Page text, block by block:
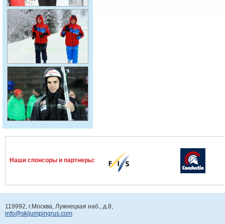
Наши спонcоры и партнеры:
119992, г.Москва, Лужнецкая наб., д.8,
info@skijumpingrus.com